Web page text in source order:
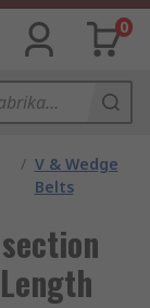
0
/ V & Wedge
Belts